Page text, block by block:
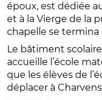
époux, est dédiée
et à la Vierge de la
chapelle se termina
Le bâtiment
accueille l’école
que les élèves de
déplacer à